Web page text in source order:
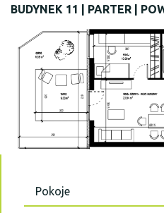
BUDYNEK 11 | PARTER |
Pokoje